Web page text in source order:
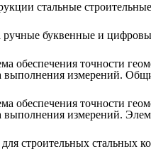
стальные
буквенные и
обеспечения точности
выполнения измерений.
обеспечения точности
выполнения измерений.
строительных стальных